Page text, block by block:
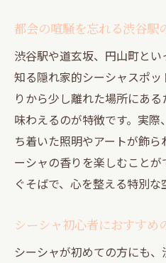
大人の自分時間に
用法
都会の喧騒を忘れる渋谷駅
渋谷駅や道玄坂、円山町と
知る隠れ家的シーシャスポ
りから少し離れた場所にあ
味わえるのが特徴です。実
ち着いた照明やアートが飾
ーシャの香りを楽しむこと
ぐそばで、心を整える特別な
シーシャ初心者におすすめ
シーシャが初めての方にも